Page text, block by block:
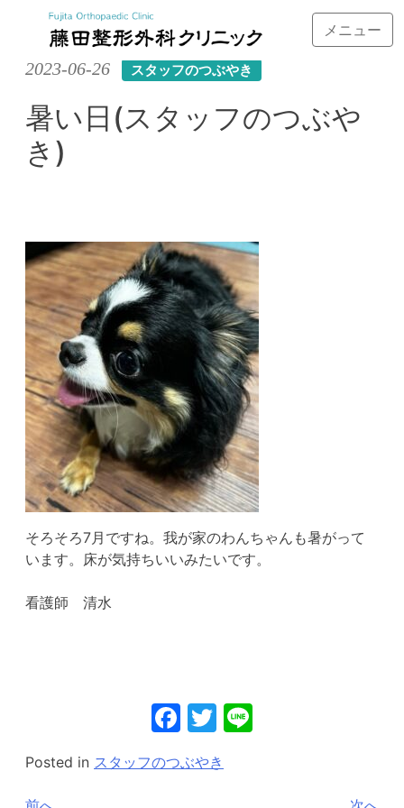
メニュー
2023-06-26 スタッフのつぶやき
暑い日(スタッフのつぶや
き)
そろそろ7月ですね。我が家のわんちゃんも暑がって
います。床が気持ちいいみたいです。
看護師 清水
Facebook
Twitter
Posted in スタッフのつぶやき